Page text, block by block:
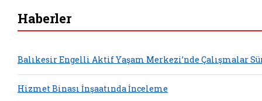
Haberler
Balıkesir Engelli Aktif Yaşam Merkezi’nde Çalışmalar
Hizmet Binası İnşaatında İnceleme